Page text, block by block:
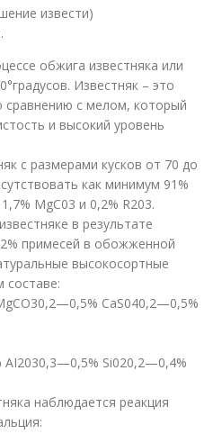
извести)
обжига известняка или
Известняк – это
сравнению с мелом, который
и высокий уровень
с размерами кусков от 70 до
как минимум 91%
MgC03 и 0,2% R203.
в результате
примесей в обожженной
высокосортные
составе:
30,2—0,5% CaS040,2—0,5%
АI2030,3—0,5% Si020,2—0,4%
наблюдается реакция